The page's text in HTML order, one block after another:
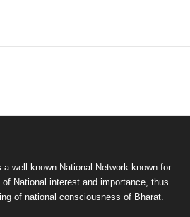
well known National Network known for
National interest and importance, thus
of national consciousness of Bharat.